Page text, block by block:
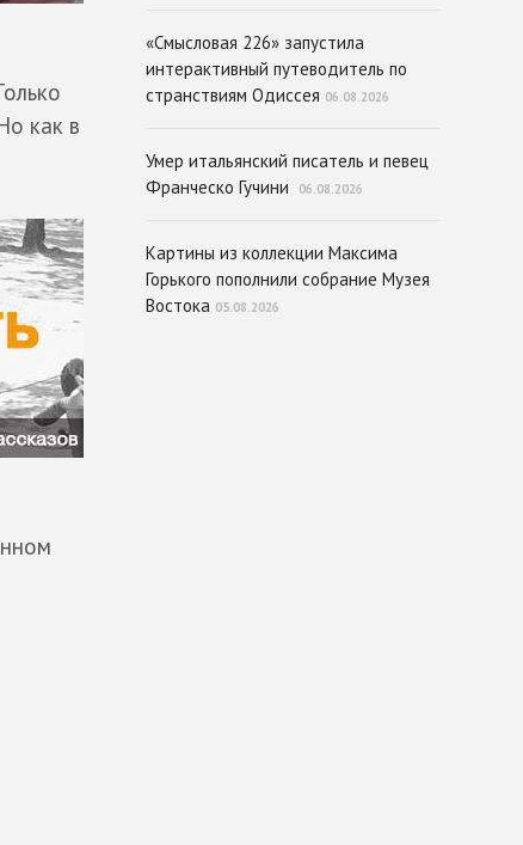
как в
«Смысловая 226» запустила
интерактивный путеводитель по
странствиям Одиссея 06.08.2026
Умер итальянский писатель и певец
Франческо Гучини
06.08.2026
Картины из коллекции Максима
Горького пополнили собрание Музея
Востока 05.08.2026